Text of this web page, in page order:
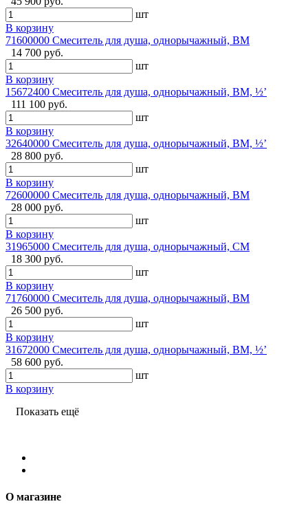
шт
В корзину
71600000 Смеситель для душа, однорычажный, ВМ
14 700 руб.
шт
В корзину
15672400 Смеситель для душа, однорычажный, ВМ, ½’
111 100 руб.
шт
В корзину
32640000 Смеситель для душа, однорычажный, ВМ, ½’
28 800 руб.
шт
В корзину
72600000 Смеситель для душа, однорычажный, ВМ
28 000 руб.
шт
В корзину
31965000 Смеситель для душа, однорычажный, СМ
18 300 руб.
шт
В корзину
71760000 Смеситель для душа, однорычажный, ВМ
26 500 руб.
шт
В корзину
31672000 Смеситель для душа, однорычажный, ВМ, ½’
58 600 руб.
шт
В корзину
Показать ещё
О магазине